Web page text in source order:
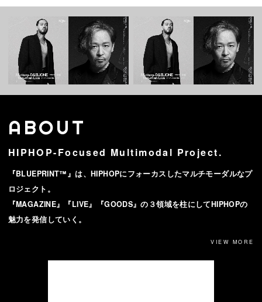
ABOUT
HIPHOP-Focused Multimodal Project.
『BLUEPRINT™』は、HIPHOPにフォーカスしたマルチモーダルなプ
ロジェクト。
『MAGAZINE』『LIVE』『GOODS』の３領域を柱にしてHIPHOPの
魅力を発信していく。
VIEW MORE